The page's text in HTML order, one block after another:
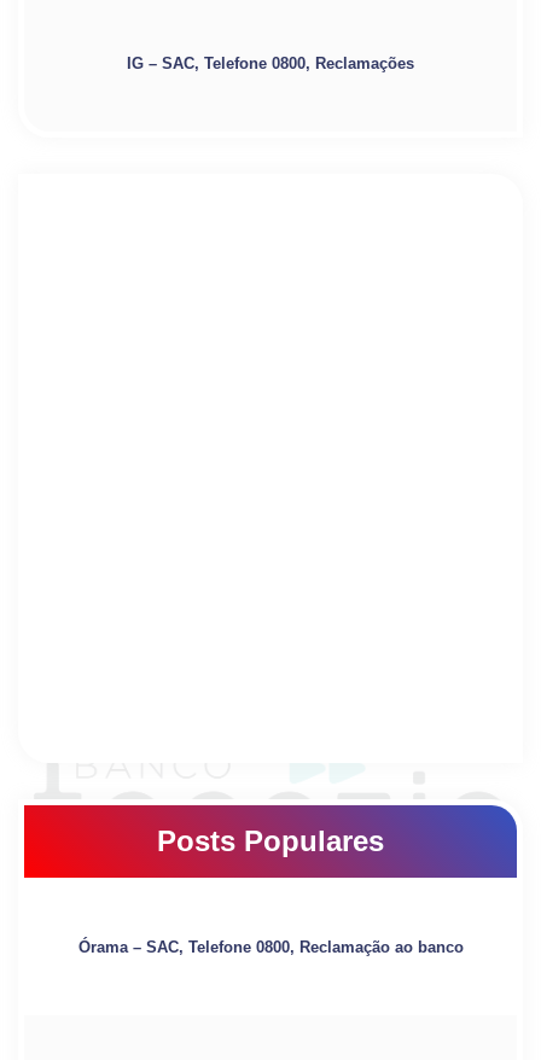
IG – SAC, Telefone 0800, Reclamações
Posts Populares
Órama – SAC, Telefone 0800, Reclamação ao banco